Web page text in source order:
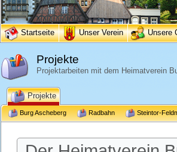
Startseite Unser Verein Unsere
Projekte
Projektarbeiten mit dem Heimatverein
Projekte
Burg Ascheberg Radbahn Steintor-